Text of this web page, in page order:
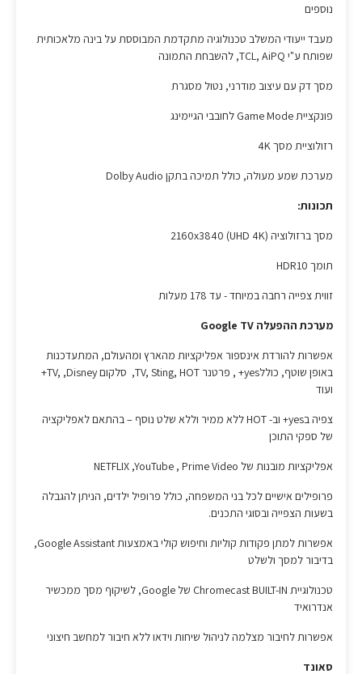
נוספים
מעבד ייעודי המשלב טכנולוגיה מתקדמת המבוססת על בינה מלאכותית
שפותח ע"י TCL, AiPQ, להשבחת התמונה
מסך דק עם עיצוב מודרני, נטול מסגרת
פונקציית Game Mode לחובבי הגיימינג
רזולוציית מסך 4K
מערכת שמע מעולה, כולל תמיכה בתקן Dolby Audio
תכונות:
מסך ברזולוציה 2160x3840 (UHD 4K)
תומך HDR10
זווית צפייה רחבה במיוחד - עד 178 מעלות
מערכת ההפעלה Google TV
אפשרות להורדת אינספור אפליקציות מהארץ ומהעולם, המתעדכנות
באופן שוטף, כוללyes+ , פרטנר TV, Sting, HOT, סלקום TV, ,Disney+
ועוד
צפיה בyes+ וב- HOT ללא ממיר וללא שלט נוסף – בהתאם לאפליקציה
של ספקי התוכן
אפליקציות מובנות של NETFLIX ,YouTube , Prime Video
פרופילים אישיים לכל בני המשפחה, כולל פרופיל ילדים, הניתן להגבלה
בשעות הצפייה ובסוגי התכנים.
אפשרות למתן פקודות קוליות וחיפוש קולי באמצעות Google Assistant,
בדיבור למסך ולשלט
טכנולוגיית Chromecast BUILT-IN של Google, לשיקוף מסך ממכשיר
אנדרואיד
אפשרות לחיבור מצלמה לניהול שיחות וידאו ללא חיבור למחשב חיצוני
סאונד